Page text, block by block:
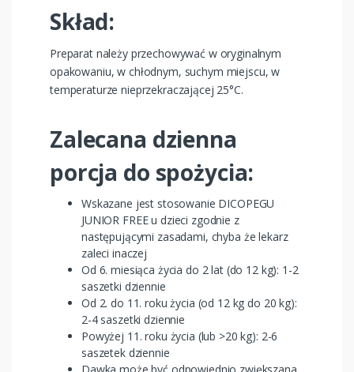
Skład:
Preparat należy przechowywać w oryginalnym
opakowaniu, w chłodnym, suchym miejscu, w
temperaturze nieprzekraczającej 25°C.
Zalecana dzienna
porcja do spożycia:
Wskazane jest stosowanie DICOPEGU
JUNIOR FREE u dzieci zgodnie z
następującymi zasadami, chyba że lekarz
zaleci inaczej
Od 6. miesiąca życia do 2 lat (do 12 kg): 1-2
saszetki dziennie
Od 2. do 11. roku życia (od 12 kg do 20 kg):
2-4 saszetki dziennie
Powyżej 11. roku życia (lub >20 kg): 2-6
saszetek dziennie